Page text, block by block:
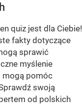
quiz jest dla Ciebie!
fakty dotyczące
sprawić
myślenie
mogą pomóc
swoją
od polskich